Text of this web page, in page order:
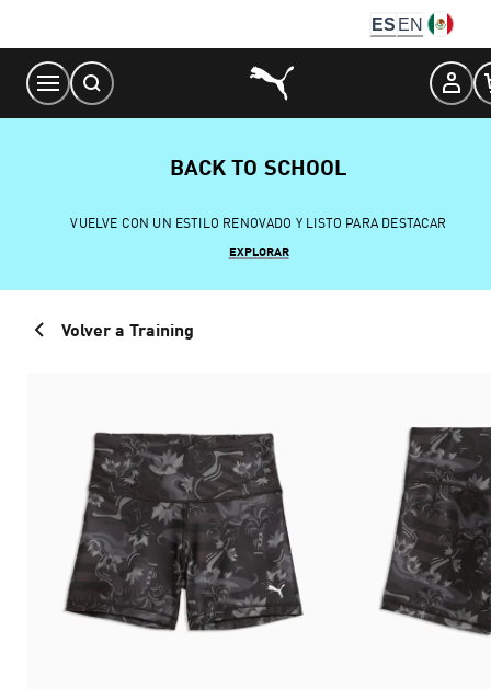
Content
ES EN
BACK TO SCHOOL
VUELVE CON UN ESTILO RENOVADO Y LISTO PARA DESTACAR
EXPLORAR
Volver a Training